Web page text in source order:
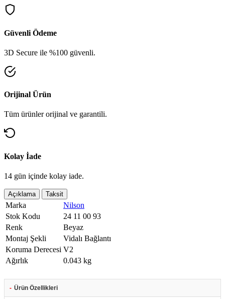
Güvenli Ödeme
3D Secure ile %100 güvenli.
Orijinal Ürün
Tüm ürünler orijinal ve garantili.
Kolay İade
14 gün içinde kolay iade.
Açıklama Taksit
Marka
Nilson
Stok Kodu
24 11 00 93
Renk
Beyaz
Montaj Şekli
Vidalı Bağlantı
Koruma Derecesi V2
Ağırlık
0.043 kg
- Ürün Özellikleri